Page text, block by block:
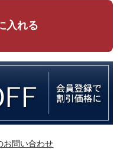
入れる
お問い合わせ